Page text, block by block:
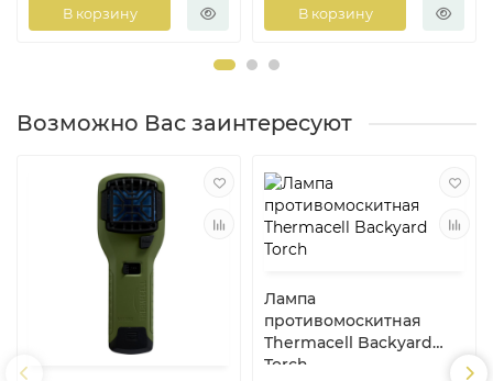
В корзину В корзину
Возможно Вас заинтересуют
Лампа
противомоскитная
Thermacell Backyard
Torch